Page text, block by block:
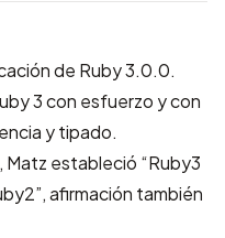
de Ruby 3.0.0.
3 con esfuerzo y con
y tipado.
estableció “Ruby3
afirmación también